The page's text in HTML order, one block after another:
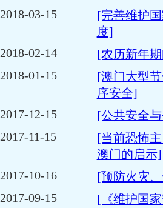
2018-03-15
[完善维护
度]
2018-02-14
[农历新年
2018-01-15
[澳门大型
序安全]
2017-12-15
[公共安全
2017-11-15
[当前恐怖
澳门的启示]
2017-10-16
[预防火灾
2017-09-15
[《维护国